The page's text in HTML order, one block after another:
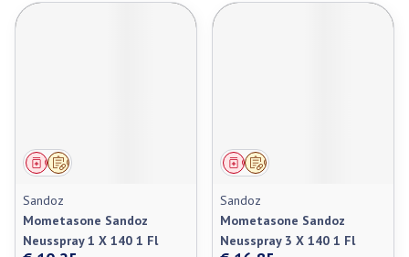
Op voorschrift
Geneesmiddel
Sandoz
Mometasone Sandoz
Neusspray 1 X 140 1 Fl
Op voorschrift
Geneesmiddel
Sandoz
Mometasone Sandoz
Neusspray 3 X 140 1 Fl